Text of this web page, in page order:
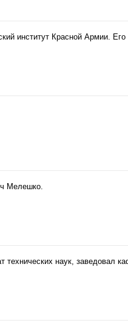
институт Красной Армии. Его
Мелешко.
наук, заведовал